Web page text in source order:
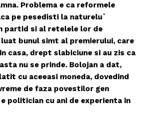
Problema e ca reformele
pe pesedisti la naturelu`
partid si al retelele lor de
bunul simt al premierului, care
casa, drept slabiciune si au zis ca
nu se prinde. Bolojan a dat,
cu aceeasi moneda, dovedind
de faza povestilor gen
politician cu ani de experienta in